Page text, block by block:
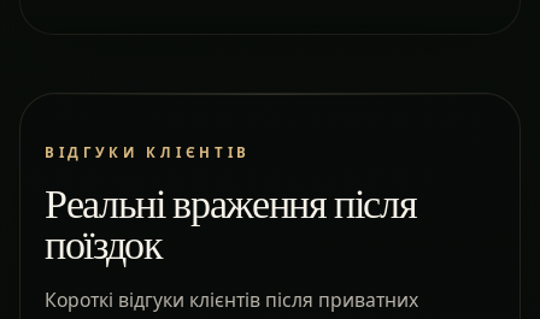
ВІДГУКИ КЛІЄНТІВ
Реальні враження після
поїздок
Короткі відгуки клієнтів після приватних